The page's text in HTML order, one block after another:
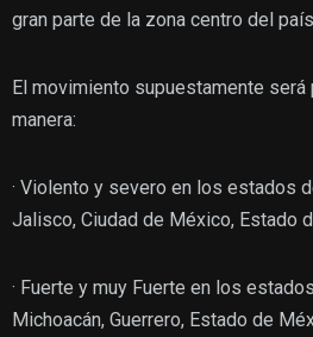
gran parte de la zona centro del
El movimiento supuestamente
manera:
· Violento y severo en los estados
Jalisco, Ciudad de México, Estado
· Fuerte y muy Fuerte en los
Michoacán, Guerrero, Estado de